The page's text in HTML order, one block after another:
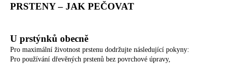
PRSTENY – JAK PEČOVAT
U prstýnků obecně
Pro maximální životnost prstenu dodržujte následující pokyny:
Pro používání dřevěných prstenů bez povrchové úpravy,